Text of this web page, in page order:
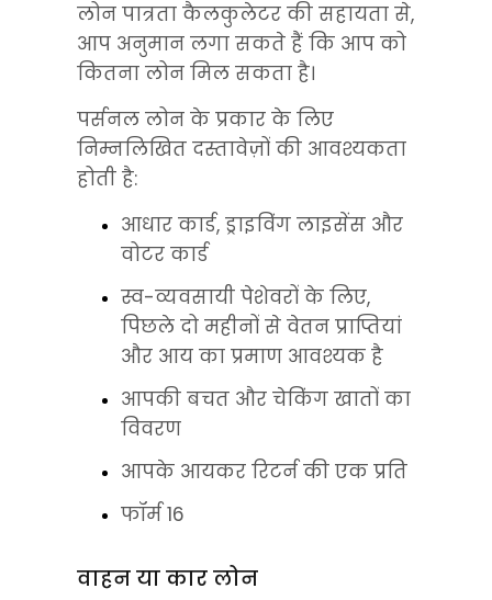
लोन पात्रता कैलकुलेटर की सहायता से,
आप अनुमान लगा सकते हैं कि आप को
कितना लोन मिल सकता है।
पर्सनल लोन के प्रकार के लिए
निम्नलिखित दस्तावेज़ों की आवश्यकता
होती है:
आधार कार्ड, ड्राइविंग लाइसेंस और
वोटर कार्ड
स्व-व्यवसायी पेशेवरों के लिए,
पिछले दो महीनों से वेतन प्राप्तियां
और आय का प्रमाण आवश्यक है
आपकी बचत और चेकिंग खातों का
विवरण
आपके आयकर रिटर्न की एक प्रति
फॉर्म 16
वाहन या कार लोन